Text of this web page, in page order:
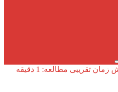
زمان تقریبی مطالعه: 1 دقیقه